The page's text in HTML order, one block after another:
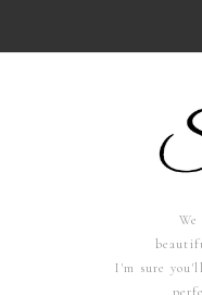
I'm sure